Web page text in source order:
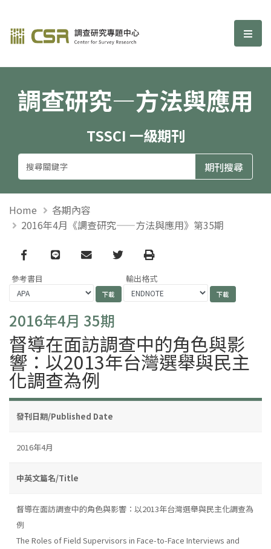
調查研究—方法與應用期刊 選
調查研究—方法與應用
TSSCI 一級期刊
Home
各期內容
2016年4月《調查研究——方法與應用》第35期
Facebook
line email TwitterPrint
參考書目 輸出格式
2016年4月 35期
督導在面訪調查中的角色與影
響：以2013年台灣選舉與民主
化調查為例
發刊日期/Published Date
2016年4月
中英文篇名/Title
督導在面訪調查中的角色與影響：以2013年台灣選舉與民主化調查為
例
The Roles of Field Supervisors in Face-to-Face Interviews and